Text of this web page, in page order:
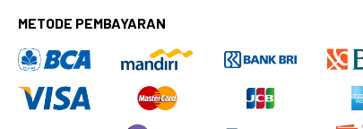
METODE PEMBAYARAN